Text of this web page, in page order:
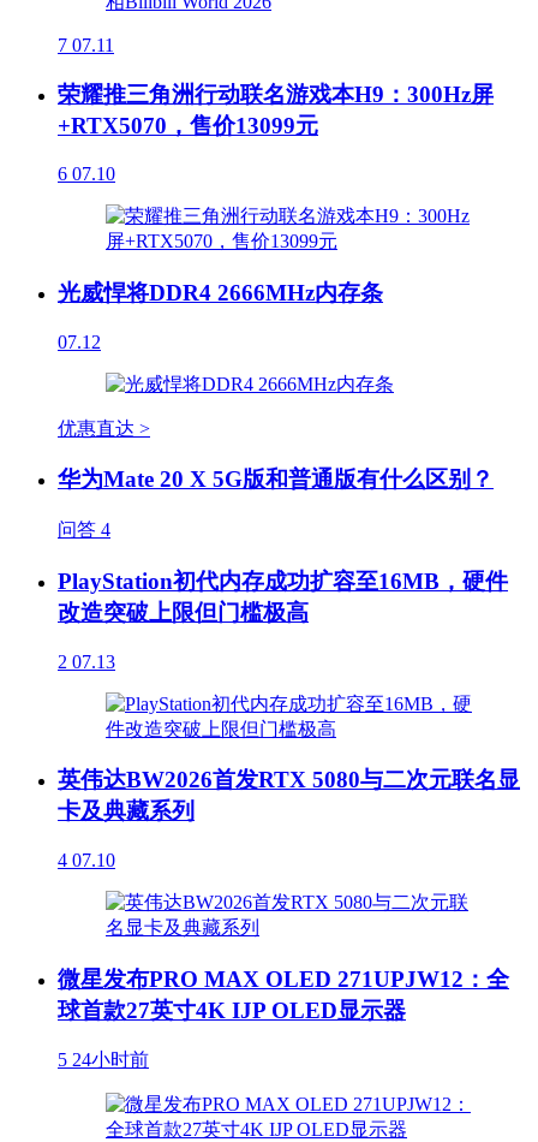
7 07.11
荣耀推三角洲行动联名游戏本H9：300Hz屏
+RTX5070，售价13099元
6 07.10
光威悍将DDR4 2666MHz内存条
07.12
优惠直达 >
华为Mate 20 X 5G版和普通版有什么区别？
问答 4
PlayStation初代内存成功扩容至16MB，硬件
改造突破上限但门槛极高
2 07.13
英伟达BW2026首发RTX 5080与二次元联名显
卡及典藏系列
4 07.10
微星发布PRO MAX OLED 271UPJW12：全
球首款27英寸4K IJP OLED显示器
5 24小时前